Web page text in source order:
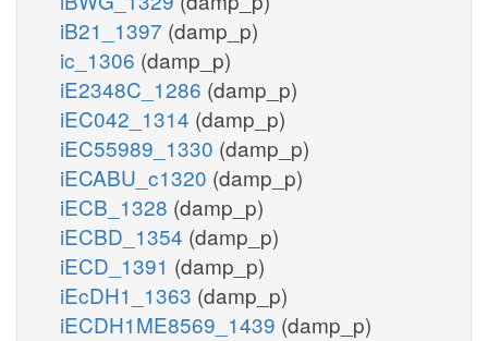
iB21_1397 (damp_p)
ic_1306 (damp_p)
iE2348C_1286 (damp_p)
iEC042_1314 (damp_p)
iEC55989_1330 (damp_p)
iECABU_c1320 (damp_p)
iECB_1328 (damp_p)
iECBD_1354 (damp_p)
iECD_1391 (damp_p)
iEcDH1_1363 (damp_p)
iECDH1ME8569_1439 (damp_p)